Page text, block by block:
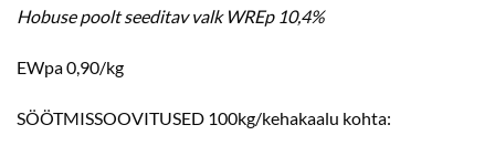
Hobuse poolt seeditav valk WREp 10,4%
EWpa 0,90/kg
SÖÖTMISSOOVITUSED 100kg/kehakaalu kohta: